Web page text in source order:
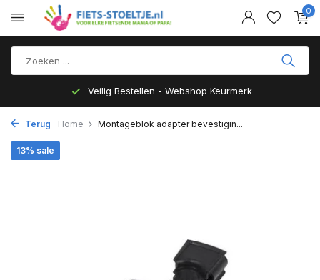
0
Veilig Bestellen - Webshop Keurmerk
Terug Home Montageblok adapter bevestigin...
13% sale